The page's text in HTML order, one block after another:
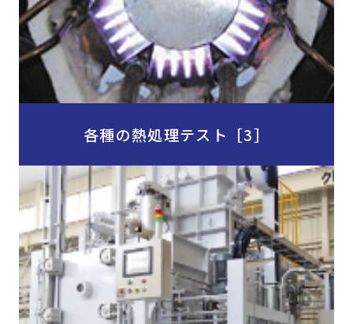
各種の熱処理テスト［3］